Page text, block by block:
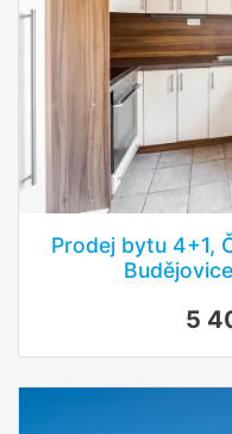
Prodej bytu 4+1,
5